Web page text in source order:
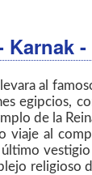
Karnak
al
egipcios,
de la
al